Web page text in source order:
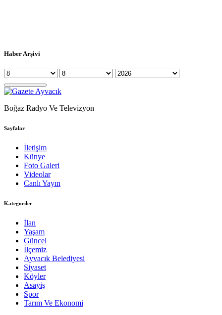
Haber Arşivi
Boğaz Radyo Ve Televizyon
Sayfalar
İletişim
Künye
Foto Galeri
Videolar
Canlı Yayın
Kategoriler
İlan
Yaşam
Güncel
İlçemiz
Ayvacık Belediyesi
Siyaset
Köyler
Asayiş
Spor
Tarım Ve Ekonomi